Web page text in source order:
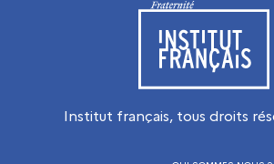
Visiter le site de l’Institut
Institut français, tous droits